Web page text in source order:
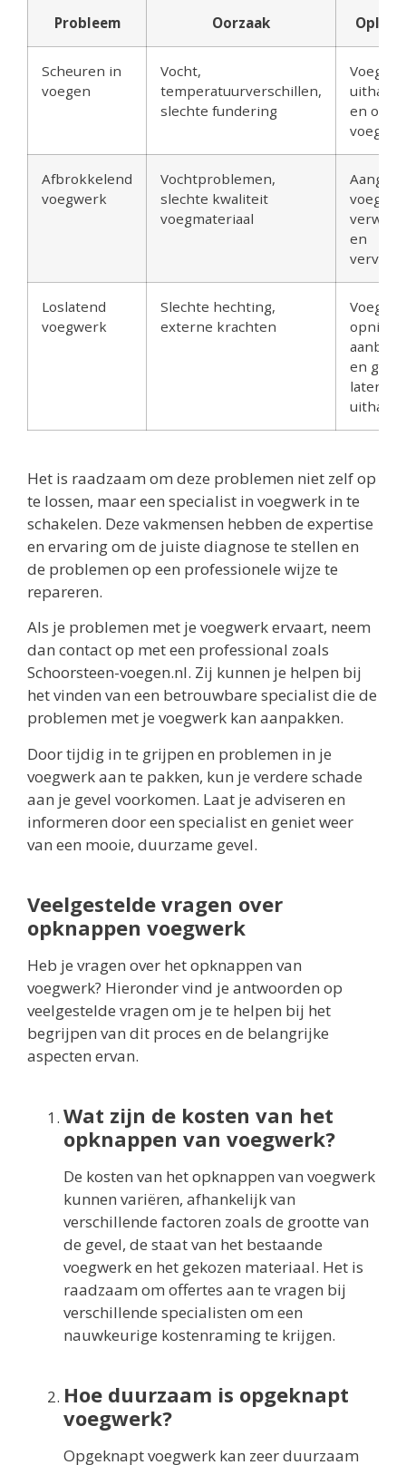
Probleem Oorzaak
Scheuren in
voegen
Vocht,
temperatuurverschillen,
slechte fundering
Voegen
en
voegen
Afbrokkelend
voegwerk
Vochtproblemen,
slechte kwaliteit
voegmateriaal
en
Loslatend
voegwerk
Slechte hechting,
externe krachten
opnieuw
en goed
laten
Het is raadzaam om deze problemen niet zelf op
te lossen, maar een specialist in voegwerk in te
schakelen. Deze vakmensen hebben de expertise
en ervaring om de juiste diagnose te stellen en
de problemen op een professionele wijze te
repareren.
Als je problemen met je voegwerk ervaart, neem
dan contact op met een professional zoals
Schoorsteen-voegen.nl. Zij kunnen je helpen bij
het vinden van een betrouwbare specialist die de
problemen met je voegwerk kan aanpakken.
Door tijdig in te grijpen en problemen in je
voegwerk aan te pakken, kun je verdere schade
aan je gevel voorkomen. Laat je adviseren en
informeren door een specialist en geniet weer
van een mooie, duurzame gevel.
Veelgestelde vragen over
opknappen voegwerk
Heb je vragen over het opknappen van
voegwerk? Hieronder vind je antwoorden op
veelgestelde vragen om je te helpen bij het
begrijpen van dit proces en de belangrijke
aspecten ervan.
Wat zijn de kosten van het
opknappen van voegwerk?
De kosten van het opknappen van voegwerk
kunnen variëren, afhankelijk van
verschillende factoren zoals de grootte van
de gevel, de staat van het bestaande
voegwerk en het gekozen materiaal. Het is
raadzaam om offertes aan te vragen bij
verschillende specialisten om een
nauwkeurige kostenraming te krijgen.
Hoe duurzaam is opgeknapt
voegwerk?
Opgeknapt voegwerk kan zeer duurzaam